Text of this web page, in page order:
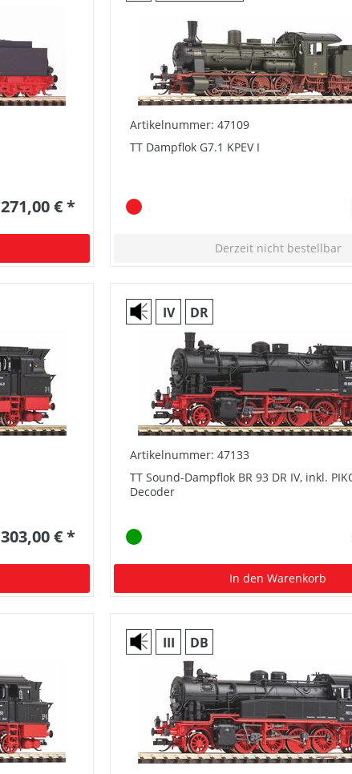
271,00 € *
Artikelnummer: 47109
TT Dampflok G7.1 KPEV I
Derzeit nicht bestellbar
303,00 € *
IV DR
Artikelnummer: 47133
TT Sound-Dampflok BR 93 DR IV, inkl.
Decoder
In den Warenkorb
III DB